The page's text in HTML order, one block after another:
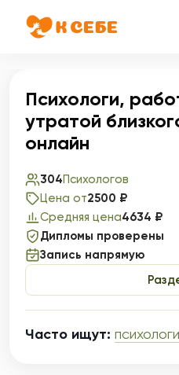
Психологи,
утратой
онлайн
304Психологов
Цена от2500 ₽
Средняя цена4634 ₽
Дипломы проверены
Запись напрямую
Часто ищут: